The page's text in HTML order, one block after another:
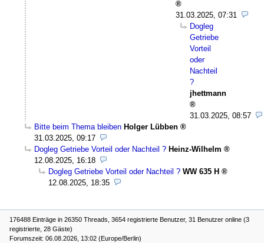
31.03.2025, 07:31
Dogleg
Getriebe
Vorteil
oder
Nachteil
?
jhettmann
31.03.2025, 08:57
Bitte beim Thema bleiben Holger Lübben
31.03.2025, 09:17
Dogleg Getriebe Vorteil oder Nachteil ? Heinz-Wilhelm
12.08.2025, 16:18
Dogleg Getriebe Vorteil oder Nachteil ? WW 635 H
12.08.2025, 18:35
176488 Einträge in 26350 Threads, 3654 registrierte Benutzer, 31 Benutzer online (3
registrierte, 28 Gäste)
Forumszeit: 06.08.2026, 13:02 (Europe/Berlin)